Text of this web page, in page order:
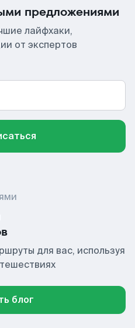
предложениями
лайфхаки,
от экспертов
для вас, используя
блог